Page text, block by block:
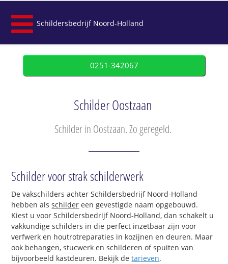
Schildersbedrijf Noord-Holland
0251-342067
Schilder Oostzaan
Schilder in Oostzaan. Zo geregeld.
Schilder voor strak schilderwerk
De vakschilders achter Schildersbedrijf Noord-Holland
hebben alsschilder een gevestigde naam opgebouwd.
Kiest u voor Schildersbedrijf Noord-Holland, dan schakelt u
vakkundige schilders in die perfect inzetbaar zijn voor
verfwerk en houtrotreparaties in kozijnen en deuren. Maar
ook behangen, stucwerk en schilderen of spuiten van
bijvoorbeeld kastdeuren. Bekijk detarieven.